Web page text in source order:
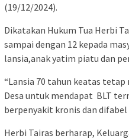
(19/12/2024).
Dikatakan Hukum Tua Herbi
sampai dengan 12 kepada
lansia,anak yatim piatu dan
“Lansia 70 tahun keatas
Desa untuk mendapat BLT
berpenyakit kronis dan
Herbi Tairas berharap,